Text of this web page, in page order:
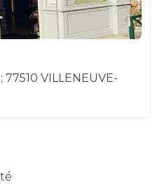
77510 VILLENEUVE-